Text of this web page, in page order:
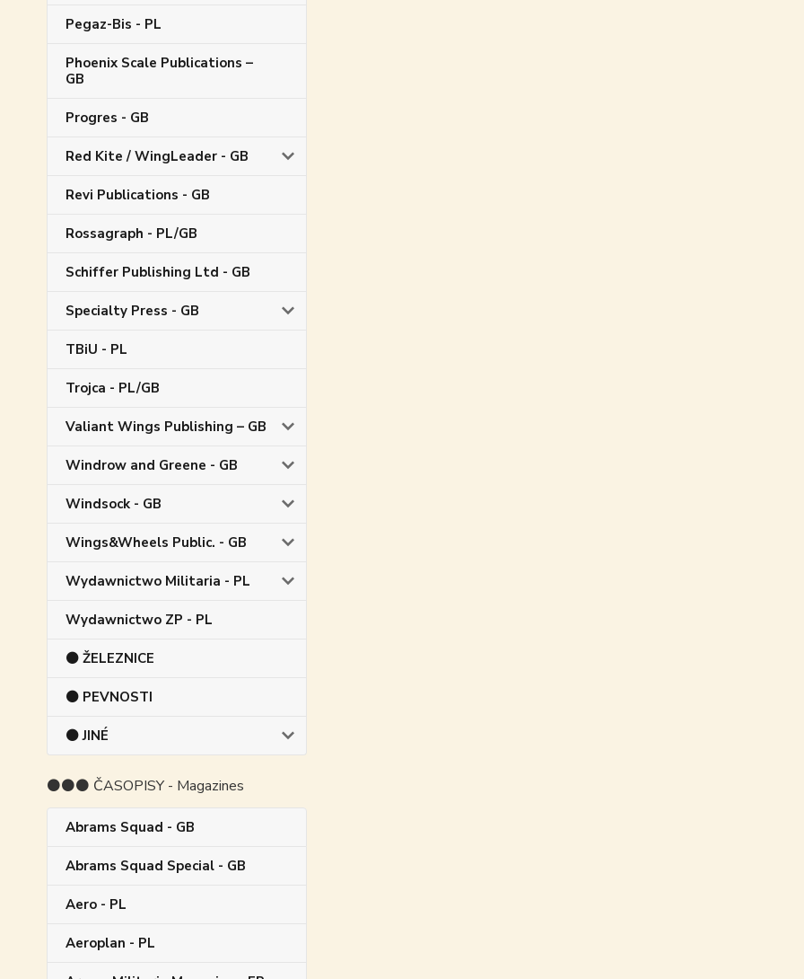
Pegaz-Bis - PL
Phoenix Scale Publications –
GB
Progres - GB
Red Kite / WingLeader - GB
Revi Publications - GB
Rossagraph - PL/GB
Schiffer Publishing Ltd - GB
Specialty Press - GB
TBiU - PL
Trojca - PL/GB
Valiant Wings Publishing – GB
Windrow and Greene - GB
Windsock - GB
Wings&Wheels Public. - GB
Wydawnictwo Militaria - PL
Wydawnictwo ZP - PL
⚫ ŽELEZNICE
⚫ PEVNOSTI
⚫ JINÉ
⚫⚫⚫ ČASOPISY - Magazines
Abrams Squad - GB
Abrams Squad Special - GB
Aero - PL
Aeroplan - PL